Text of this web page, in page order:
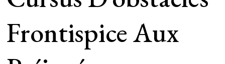
Frontispice Aux